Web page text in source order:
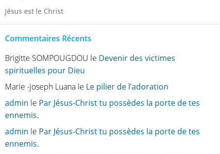
Jésus est le Christ
Commentaires Récents
Brigitte SOMPOUGDOU le Devenir des victimes
spirituelles pour Dieu
Marie -joseph Luana le Le pilier de l’adoration
admin le Par Jésus-Christ tu possèdes la porte de tes
ennemis.
admin le Par Jésus-Christ tu possèdes la porte de tes
ennemis.